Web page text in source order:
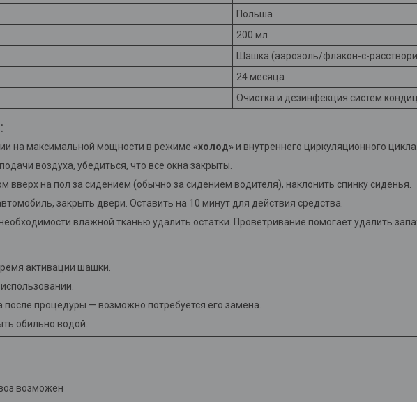
Польша
200 мл
Шашка (аэрозоль/флакон-с-
24 месяца
Очистка и дезинфекция систем
на максимальной мощности в режиме «холод» и внутреннего циркуляционного цикла.
воздуха, убедиться, что все окна закрыты.
вверх на пол за сидением (обычно за сидением водителя), наклонить спинку сиденья.
закрыть двери. Оставить на 10 минут для действия средства.
влажной тканью удалить остатки. Проветривание помогает удалить
активации шашки.
процедуры — возможно потребуется его замена.
обильно водой.
возможен